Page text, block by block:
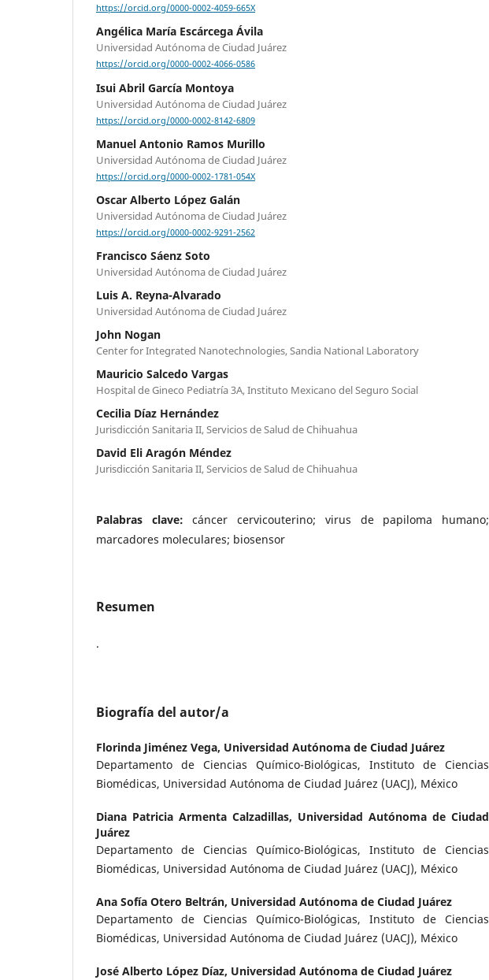
https://orcid.org/0000-0002-4059-665X
Angélica María Escárcega Ávila
Universidad Autónoma de Ciudad Juárez
https://orcid.org/0000-0002-4066-0586
Isui Abril García Montoya
Universidad Autónoma de Ciudad Juárez
https://orcid.org/0000-0002-8142-6809
Manuel Antonio Ramos Murillo
Universidad Autónoma de Ciudad Juárez
https://orcid.org/0000-0002-1781-054X
Oscar Alberto López Galán
Universidad Autónoma de Ciudad Juárez
https://orcid.org/0000-0002-9291-2562
Francisco Sáenz Soto
Universidad Autónoma de Ciudad Juárez
Luis A. Reyna-Alvarado
Universidad Autónoma de Ciudad Juárez
John Nogan
Center for Integrated Nanotechnologies, Sandia National Laboratory
Mauricio Salcedo Vargas
Hospital de Gineco Pediatría 3A, Instituto Mexicano del Seguro Social
Cecilia Díaz Hernández
Jurisdicción Sanitaria II, Servicios de Salud de Chihuahua
David Eli Aragón Méndez
Jurisdicción Sanitaria II, Servicios de Salud de Chihuahua
Palabras clave:cáncer cervicouterino; virus de papiloma humano;
marcadores moleculares; biosensor
Resumen
.
Biografía del autor/a
Florinda Jiménez Vega, Universidad Autónoma de Ciudad Juárez
Departamento de Ciencias Químico-Biológicas, Instituto de Ciencias
Biomédicas, Universidad Autónoma de Ciudad Juárez (UACJ), México
Diana Patricia Armenta Calzadillas, Universidad Autónoma de Ciudad
Juárez
Departamento de Ciencias Químico-Biológicas, Instituto de Ciencias
Biomédicas, Universidad Autónoma de Ciudad Juárez (UACJ), México
Ana Sofía Otero Beltrán, Universidad Autónoma de Ciudad Juárez
Departamento de Ciencias Químico-Biológicas, Instituto de Ciencias
Biomédicas, Universidad Autónoma de Ciudad Juárez (UACJ), México
José Alberto López Díaz, Universidad Autónoma de Ciudad Juárez